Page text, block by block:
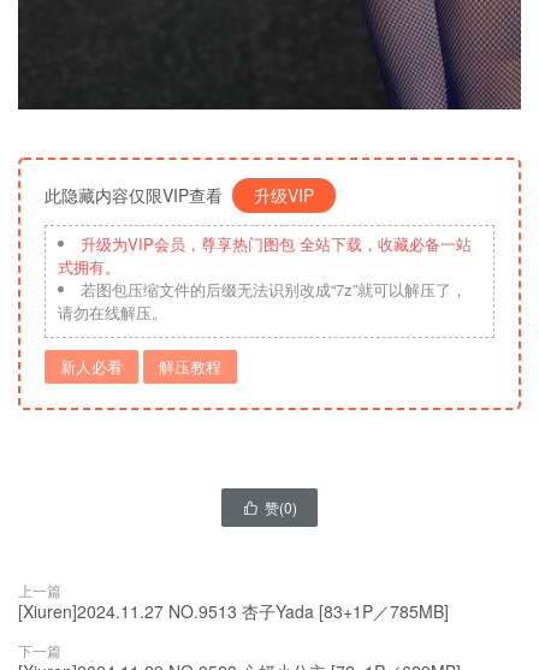
此隐藏内容仅限VIP查看 升级VIP
升级为VIP会员，尊享热门图包 全站下载，收藏必备一站
式拥有。
若图包压缩文件的后缀无法识别改成“7z”就可以解压了，
请勿在线解压。
新人必看 解压教程
 赞(0)
上一篇
[Xiuren]2024.11.27 NO.9513 杏子Yada [83+1P／785MB]
下一篇